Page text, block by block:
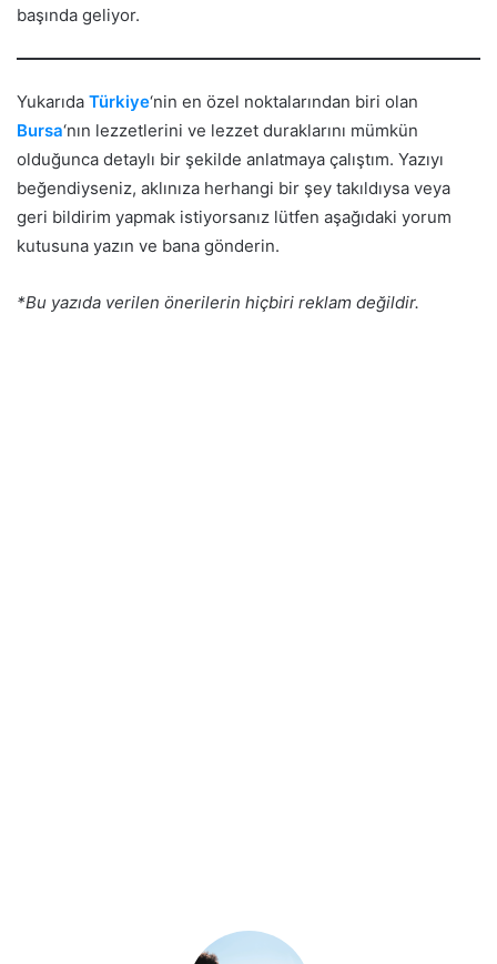
başında geliyor.
Yukarıda Türkiye‘nin en özel noktalarından biri olan
Bursa‘nın lezzetlerini ve lezzet duraklarını mümkün
olduğunca detaylı bir şekilde anlatmaya çalıştım. Yazıyı
beğendiyseniz, aklınıza herhangi bir şey takıldıysa veya
geri bildirim yapmak istiyorsanız lütfen aşağıdaki yorum
kutusuna yazın ve bana gönderin.
*Bu yazıda verilen önerilerin hiçbiri reklam değildir.